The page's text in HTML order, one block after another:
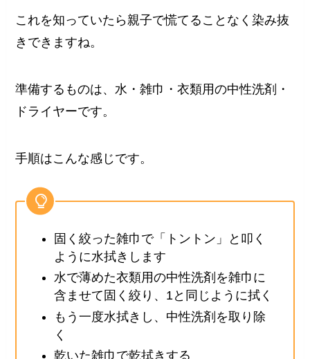
これを知っていたら親子で慌てることなく染み抜
きできますね。
準備するものは、水・雑巾・衣類用の中性洗剤・
ドライヤーです。
手順はこんな感じです。
固く絞った雑巾で「トントン」と叩く
ように水拭きします
水で薄めた衣類用の中性洗剤を雑巾に
含ませて固く絞り、1と同じように拭く
もう一度水拭きし、中性洗剤を取り除
く
乾いた雑巾で乾拭きする